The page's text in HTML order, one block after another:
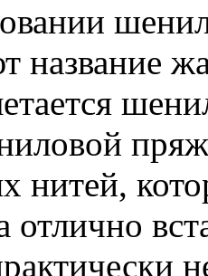
название
нитей,
отлично